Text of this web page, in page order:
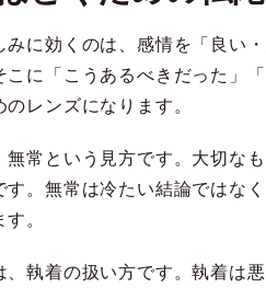
みに効くのは、感情を「良い
こに「こうあるべきだった」
レンズになります。
無常という見方です。大切な
す。無常は冷たい結論ではな
。
、執着の扱い方です。執着は